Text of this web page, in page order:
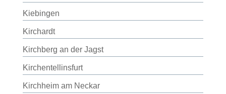
Kiebingen
Kirchardt
Kirchberg an der Jagst
Kirchentellinsfurt
Kirchheim am Neckar